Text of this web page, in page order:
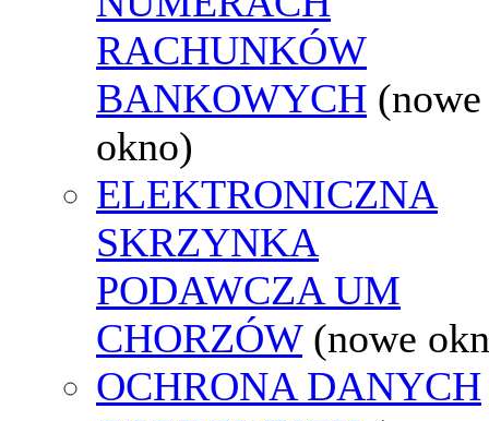
RACHUNKÓW
BANKOWYCH (nowe
okno)
ELEKTRONICZNA
SKRZYNKA
PODAWCZA UM
CHORZÓW (nowe
OCHRONA DANYCH